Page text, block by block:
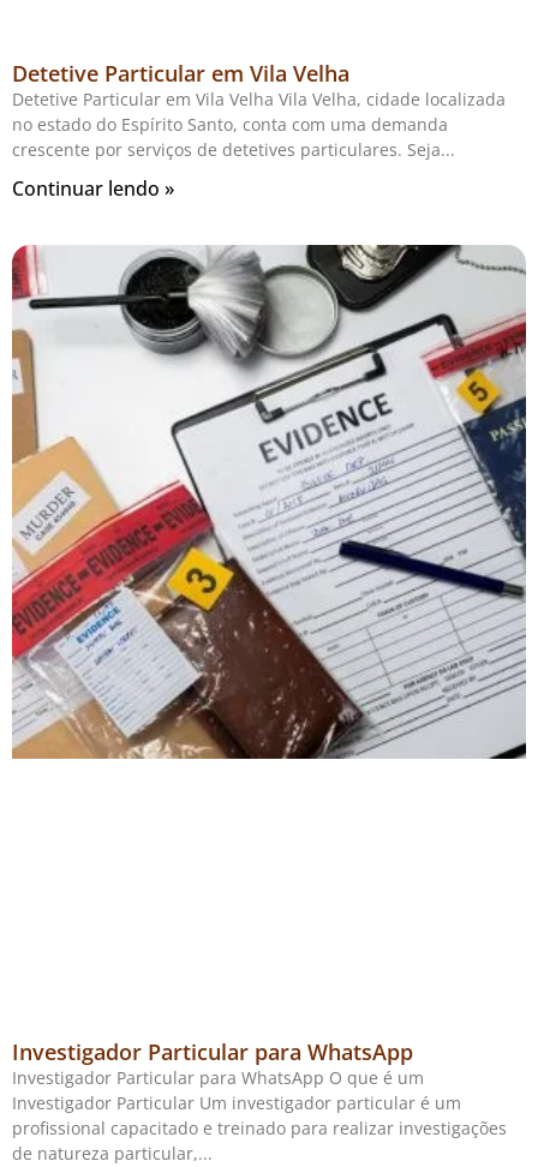
Detetive Particular em Vila Velha
Detetive Particular em Vila Velha Vila Velha, cidade localizada
no estado do Espírito Santo, conta com uma demanda
crescente por serviços de detetives particulares. Seja
Continuar lendo »
Investigador Particular para WhatsApp
Investigador Particular para WhatsApp O que é um
Investigador Particular Um investigador particular é um
profissional capacitado e treinado para realizar investigações
de natureza particular,